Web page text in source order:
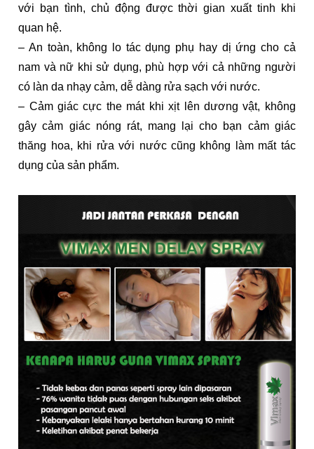
với bạn tình, chủ động được thời gian xuất tinh khi
quan hệ.
– An toàn, không lo tác dụng phụ hay dị ứng cho cả
nam và nữ khi sử dụng, phù hợp với cả những người
có làn da nhạy cảm, dễ dàng rửa sạch với nước.
– Cảm giác cực the mát khi xịt lên dương vật, không
gây cảm giác nóng rát, mang lại cho bạn cảm giác
thăng hoa, khi rửa với nước cũng không làm mất tác
dụng của sản phẩm.